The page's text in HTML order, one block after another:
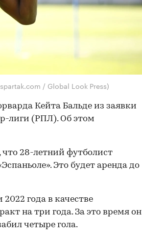
/ Global Look Press)
Кейта Бальде из заявки
лиги (РПЛ). Об этом
, что 28-летний футболист
Это будет аренда до
года в качестве
на три года. За это время он
четыре гола.